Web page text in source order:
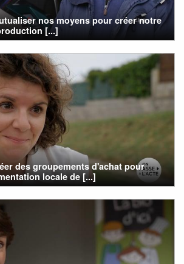
nos moyens pour créer notre
[...]
des groupements d'achat pour
locale de [...]